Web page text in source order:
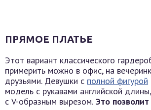
ПРЯМОЕ ПЛАТЬЕ
Этот вариант классического
примерить можно в офис, на
друзьями. Девушки с полной фигурой
модель с рукавами английской
с V-образным вырезом. Это